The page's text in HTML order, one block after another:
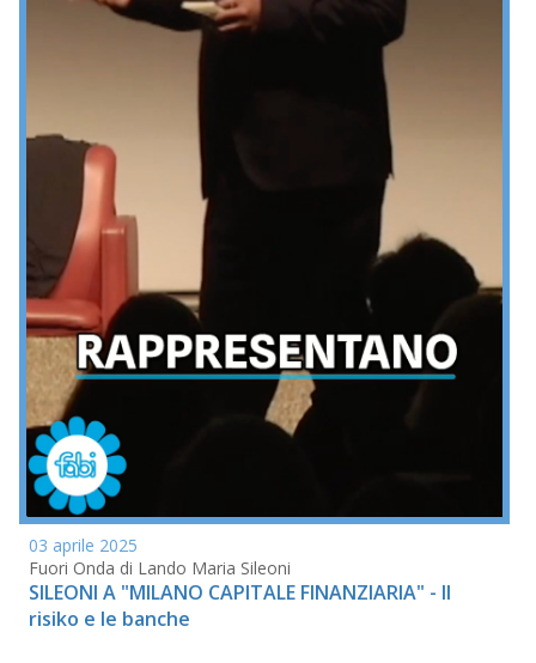
03 aprile 2025
Fuori Onda di Lando Maria Sileoni
SILEONI A "MILANO CAPITALE FINANZIARIA" - Il
risiko e le banche